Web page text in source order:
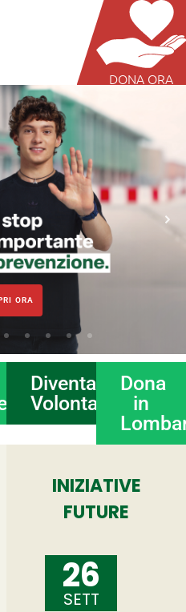
DONA ORA
ORA
Diventa
Volontario
Dona
in
INIZIATIVE
FUTURE
26
SETT